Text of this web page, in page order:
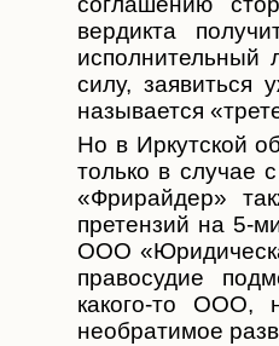
вердикта
силу, заявиться
называется
Но в Иркутской
только в
«Фрирайдер»
претензий на 5-
ООО
правосудие
какого-то ООО,
необратимое